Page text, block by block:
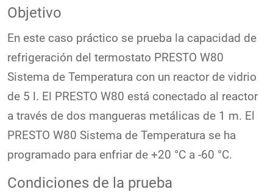
Objetivo
En este caso práctico se prueba la capacidad de
refrigeración del termostato PRESTO W80
Sistema de Temperatura con un reactor de vidrio
de 5 l. El PRESTO W80 está conectado al reactor
a través de dos mangueras metálicas de 1 m. El
PRESTO W80 Sistema de Temperatura se ha
programado para enfriar de +20 °C a -60 °C.
Condiciones de la prueba